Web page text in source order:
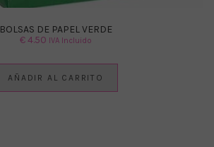
BOLSAS DE PAPEL VERDE
€4.50 IVA Incluido
AÑADIR AL CARRITO